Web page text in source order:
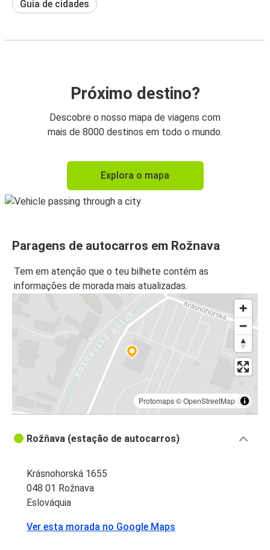
Guia de cidades
Próximo destino?
Descobre o nosso mapa de viagens com
mais de 8000 destinos em todo o mundo.
Explora o mapa
Paragens de autocarros em Rožnava
Tem em atenção que o teu bilhete contém as
informações de morada mais atualizadas.
Protomaps©OpenStreetMap
Rožňava (estação de autocarros)
Krásnohorská 1655
048 01 Rožnava
Eslováquia
Ver esta morada no Google Maps